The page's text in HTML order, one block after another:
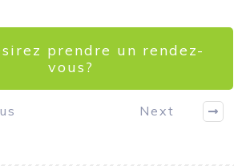
prendre un rendez-
vous?
Next